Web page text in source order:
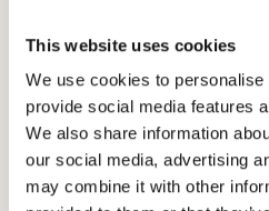
This website uses cookies
We use cookies to
provide social media features
We also share information
our social media, advertising
may combine it with other
Technologie Tech Wool
Questions (FAQs)